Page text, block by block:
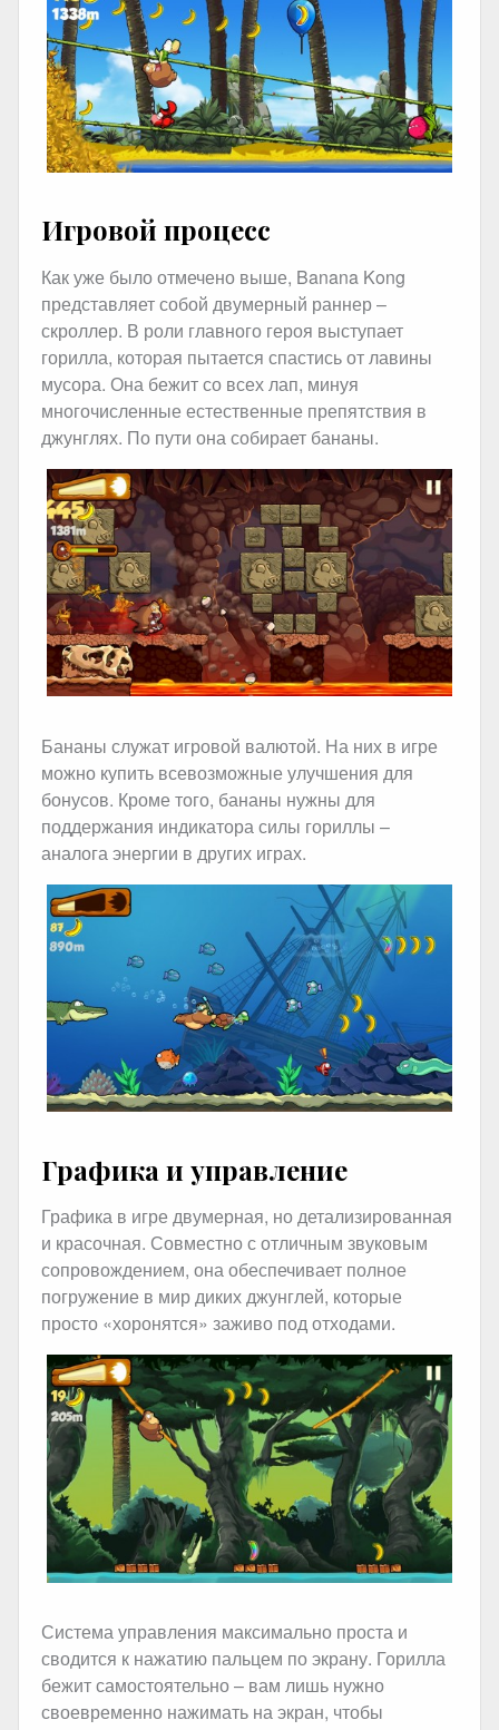
Игровой процесс
Как уже было отмечено выше, Banana Kong
представляет собой двумерный раннер –
скроллер. В роли главного героя выступает
горилла, которая пытается спастись от лавины
мусора. Она бежит со всех лап, минуя
многочисленные естественные препятствия в
джунглях. По пути она собирает бананы.
Бананы служат игровой валютой. На них в игре
можно купить всевозможные улучшения для
бонусов. Кроме того, бананы нужны для
поддержания индикатора силы гориллы –
аналога энергии в других играх.
Графика и управление
Графика в игре двумерная, но детализированная
и красочная. Совместно с отличным звуковым
сопровождением, она обеспечивает полное
погружение в мир диких джунглей, которые
просто «хоронятся» заживо под отходами.
Система управления максимально проста и
сводится к нажатию пальцем по экрану. Горилла
бежит самостоятельно – вам лишь нужно
своевременно нажимать на экран, чтобы